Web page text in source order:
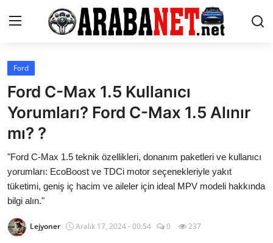
Giriş yapmak
Anasayfa
İletişim
Araba Markaları
Paketler
Karşılaştırmalar
Kronik Sorunlar
Ford
Ford C-Max 1.5 Kullanıcı
Yorumları? Ford C-Max 1.5 Alınır
mı? ?
"Ford C-Max 1.5 teknik özellikleri, donanım paketleri ve kullanıcı
yorumları: EcoBoost ve TDCi motor seçenekleriyle yakıt
tüketimi, geniş iç hacim ve aileler için ideal MPV modeli hakkında
bilgi alın."
Lejyoner Aralık 17, 2024 - 00:54 0 237